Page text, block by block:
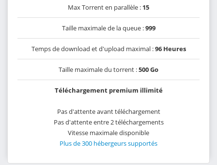
Max Torrent en parallèle : 15
Taille maximale de la queue :999
Temps de download et d'upload maximal :96 Heures
Taille maximale du torrent :500 Go
Téléchargement premium illimité
Pas d'attente avant téléchargement
Pas d'attente entre 2 téléchargements
Vitesse maximale disponible
Plus de 300 hébergeurs supportés